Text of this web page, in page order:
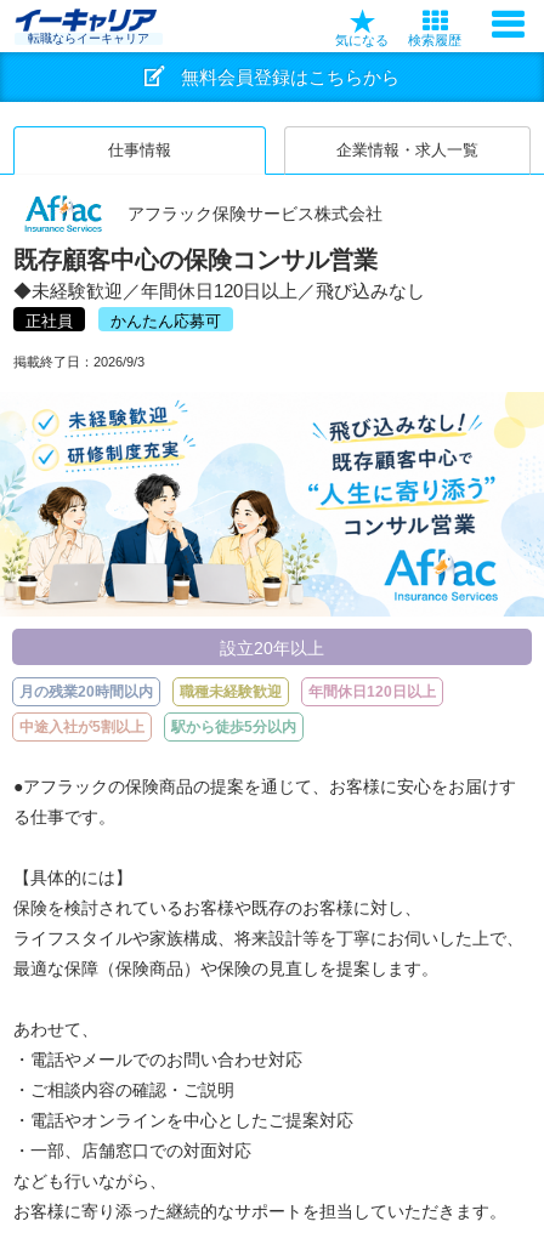
転職ならイーキャリア 気になる 検索履歴
無料会員登録はこちらから
仕事情報 企業情報・求人一覧
アフラック保険サービス株式会社
既存顧客中心の保険コンサル営業
◆未経験歓迎／年間休日120日以上／飛び込みなし
正社員 かんたん応募可
掲載終了日： 2026/9/3
設立20年以上
月の残業20時間以内 職種未経験歓迎 年間休日120日以上
中途入社が5割以上 駅から徒歩5分以内
●アフラックの保険商品の提案を通じて、お客様に安心をお届けす
る仕事です。
【具体的には】
保険を検討されているお客様や既存のお客様に対し、
ライフスタイルや家族構成、将来設計等を丁寧にお伺いした上で、
最適な保障（保険商品）や保険の見直しを提案します。
あわせて、
・電話やメールでのお問い合わせ対応
・ご相談内容の確認・ご説明
・電話やオンラインを中心としたご提案対応
・一部、店舗窓口での対面対応
なども行いながら、
お客様に寄り添った継続的なサポートを担当していただきます。